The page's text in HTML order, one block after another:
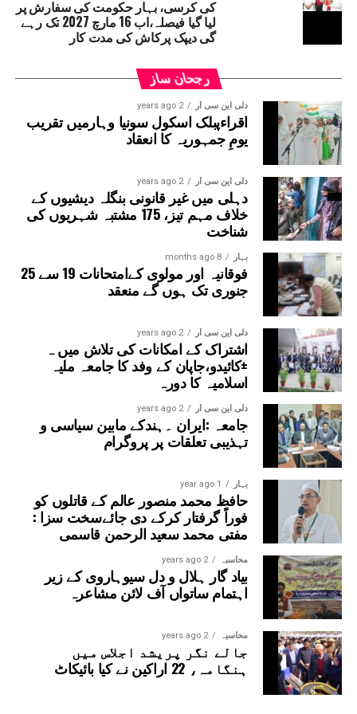
کی کرسی، بہار حکومت کی سفارش پر
لیا گیا فیصلہ،اب 16 مارچ 2027 تک رہے
گی دیپک پرکاش کی مدت کار
رجحان ساز
دلی این سی آر 2 years ago
اقراءپبلک اسکول سونیا وہارمیں تقریب
یومِ جمہوریہ کا انعقاد
دلی این سی آر 2 years ago
دہلی میں غیر قانونی بنگلہ دیشیوں کے
خلاف مہم تیز، 175 مشتبہ شہریوں کی
شناخت
بہار 8 months ago
فوقانیہ اور مولوی کےامتحانات 19 سے 25
جنوری تک ہوں گے منعقد
دلی این سی آر 2 years ago
اشتراک کے امکانات کی تلاش میں ہ
±کائیدو،جاپان کے وفد کا جامعہ ملیہ
اسلامیہ کا دورہ
دلی این سی آر 2 years ago
جامعہ :ایران ۔ہندکے مابین سیاسی و
تہذیبی تعلقات پر پروگرام
بہار 1 year ago
حافظ محمد منصور عالم کے قاتلوں کو
فوراً گرفتار کرکے دی جائےسخت سزا :
مفتی محمد سعید الرحمن قاسمی
محاسبہ 2 years ago
بیاد گار ہلال و دل سیوہاروی کے زیر
اہتمام ساتواں آف لائن مشاعرہ
محاسبہ 2 years ago
جالے نگر پریشد اجلاس میں
ہنگامہ، 22 اراکین نے کیا بائیکاٹ